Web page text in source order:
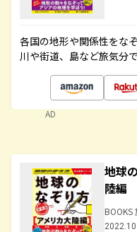
各国の地形や関係性をな
川や街道、島など旅気分
AD
地球
陸編
BOOKS